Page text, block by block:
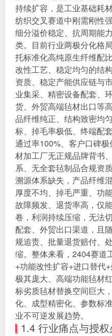
持续扩容，是工业基础耗
纺织交叉赛道中刚需刚性
细分溢价稳定、抗周期能
类。目前行业两极分化格
托标准化高纯原生纤维配
改性工艺、稳定均匀的结
资质、稳定产能供应链与
业集采、精密设备配套、
货、外贸高端毡材出口等
品纤维纯正、结构致密均
标、掉毛率极低、终端配
通过率100%、客户口碑
材加工厂无正规品牌背书
系、无全套毡制品合规资
溯源体系缺失，产品纤维
厚度不均、掉毛严重、功
故障频发、退货率高，仅
卷，利润持续压缩，无法
配套、外贸出口渠道，且
规追责、批量退货赔付、
缩。整体来看，2404赛道
+功能改性扩容+进口替代
极其庞大、高端功能毡材
标劣质毡材替换空间巨大
化、成型精密化、参数标
业不可逆发展趋势。
1.4 行业痛点与授